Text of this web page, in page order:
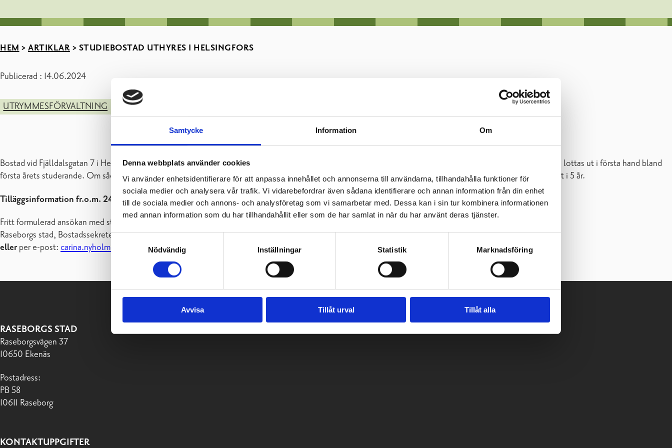
Samtycke Information Om
Denna webbplats använder cookies
Vi använder enhetsidentifierare för att anpassa innehållet och annonserna till användarna, tillhandahålla funktioner för
sociala medier och analysera vår trafik. Vi vidarebefordrar även sådana identifierare och annan information från din enhet
till de sociala medier och annons- och analysföretag som vi samarbetar med. Dessa kan i sin tur kombinera informationen
med annan information som du har tillhandahållit eller som de har samlat in när du har använt deras tjänster.
Samtyckesval
Nödvändig
Inställningar Statistik Marknadsföring
Avvisa Tillåt urval Tillåt alla
HEM > ARTIKLAR > STUDIEBOSTAD UTHYRES I HELSINGFORS
Publicerad : 14.06.2024
UTRYMMESFÖRVALTNING BO BOENDE OCH MILJÖ
Bostad vid Fjälldalsgatan 7 i Helsingfors uthyres till studerande från Raseborg. Bostaden delas med två andra studerande. Månadshyran är 350,08 €. Bostaden lottas ut i första hand bland
första årets studerande. Om sådana inte finns, lottas bostaden ut bland alla andra sökande. Hyresavtalet upprättas för ett år i gången och kan förnyas maximalt i 5 år.
Tilläggsinformation fr.o.m. 24.6.2024 | Bostadssekreterare Carina Nyholm, tfn 019 289 2811
Fritt formulerad ansökan med studieintyg skall senast den
Raseborgs stad, Bostadssekreterare Carina Nyholm, Raseborgsvägen 37, 10650 Ekenäs
ellerper e-post: carina.nyholm@raseborg.fi
RASEBORGS STAD
Raseborgsvägen 37
10650 Ekenäs
Postadress:
PB 58
10611 Raseborg
KONTAKTUPPGIFTER